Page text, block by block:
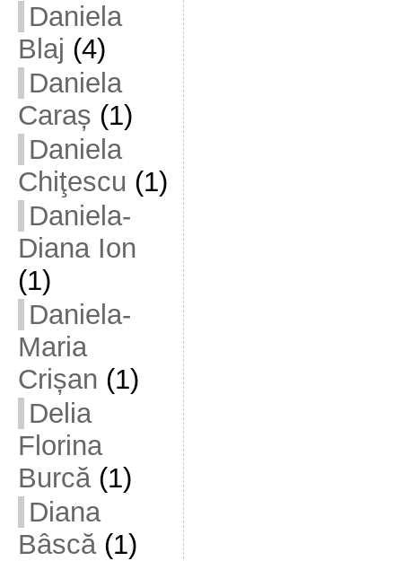
Daniela
Blaj (4)
Daniela
Caraș (1)
Daniela
Chiţescu (1)
Daniela-
Diana Ion
(1)
Daniela-
Maria
Crișan (1)
Delia
Florina
Burcă(1)
Diana
Bâscă(1)